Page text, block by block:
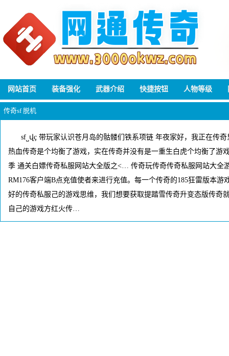
网站首页 装备强化 武器介绍 快捷按钮 人物等级
传奇sf 脱机
sf˽վҫ 带玩家认识苍月岛的骷髅们铁系项链 年夜家好，我正在传
热血传奇是个均衡了游戏，实在传奇并没有是一重生白虎个均衡了游
季 通关白嫖传奇私服网站大全版之<… 传奇玩传奇传奇私服网站大全
RM176客户端B点充值使者来进行充值。每一个传奇的185狂雷版本游
好的传奇私服己的游戏思维，我们想要获取提踏雪传奇升变态版传奇
自己的游戏方红火传…